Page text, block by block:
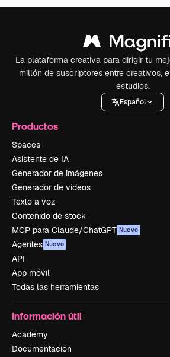
La plataforma creativa para dirigir tu
millón de suscriptores entre creativos,
estudios.
Español
Productos
Spaces
Asistente de IA
Generador de imágenes
Generador de vídeos
Texto a voz
Contenido de stock
MCP para Claude/ChatGPT Nuevo
Agentes Nuevo
API
App móvil
Todas las herramientas
Información útil
Academy
Documentación